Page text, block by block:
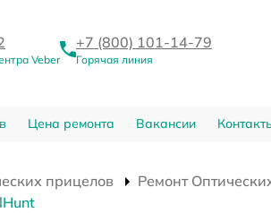
Veber
+7 (800) 101-14-79
Горячая линия
Цена ремонта Вакансии
прицелов
Ремонт